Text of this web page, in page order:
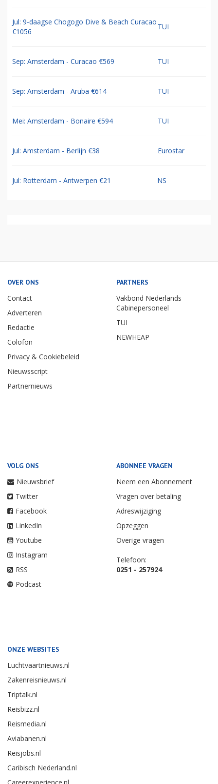
Jul: 9-daagse Chogogo Dive & Beach Curacao
€1056
TUI
Sep: Amsterdam - Curacao €569 TUI
Sep: Amsterdam - Aruba €614 TUI
Mei: Amsterdam - Bonaire €594 TUI
Jul: Amsterdam - Berlijn €38 Eurostar
Jul: Rotterdam - Antwerpen €21 NS
OVER ONS
Contact
Adverteren
Redactie
Colofon
Privacy & Cookiebeleid
Nieuwsscript
Partnernieuws
PARTNERS
Vakbond Nederlands
Cabinepersoneel
TUI
NEWHEAP
VOLG ONS
Nieuwsbrief
Twitter
Facebook
LinkedIn
Youtube
Instagram
RSS
Podcast
ABONNEE VRAGEN
Neem een Abonnement
Vragen over betaling
Adreswijziging
Opzeggen
Overige vragen
Telefoon:
0251 - 257924
ONZE WEBSITES
Luchtvaartnieuws.nl
Zakenreisnieuws.nl
Triptalk.nl
Reisbizz.nl
Reismedia.nl
Aviabanen.nl
Reisjobs.nl
Caribisch Nederland.nl